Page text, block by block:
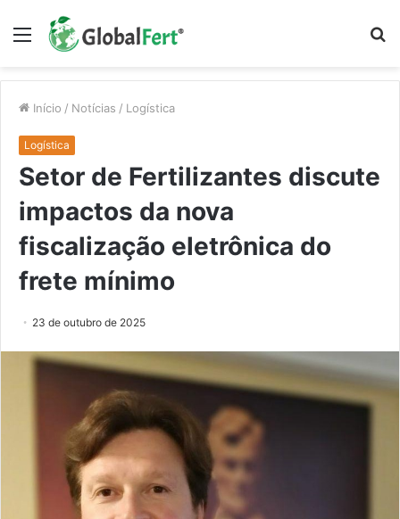
Menu
Início / Notícias / Logística
Logística
Setor de Fertilizantes discute
impactos da nova
fiscalização eletrônica do
frete mínimo
23 de outubro de 2025